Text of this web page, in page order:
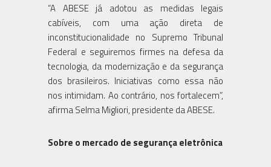
“A ABESE já adotou as medidas legais
cabíveis, com uma ação direta de
inconstitucionalidade no Supremo Tribunal
Federal e seguiremos firmes na defesa da
tecnologia, da modernização e da segurança
dos brasileiros. Iniciativas como essa não
nos intimidam. Ao contrário, nos fortalecem”,
afirma Selma Migliori, presidente da ABESE.
Sobre o mercado de segurança eletrônica